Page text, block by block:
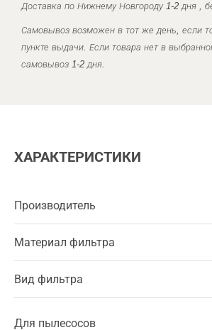
Доставка по Нижнему Новгороду 1-2 дня ,
Самовывоз возможен в тот же день, если
пункте выдачи. Если товара нет в
самовывоз 1-2 дня.
ХАРАКТЕРИСТИКИ
Производитель
Материал фильтра
Вид фильтра
Для пылесосов